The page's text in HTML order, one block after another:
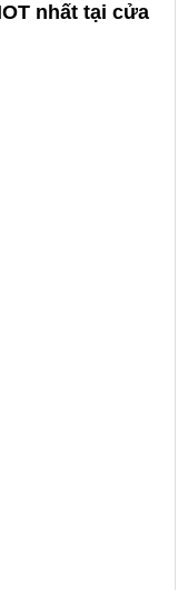
nhất tại cửa